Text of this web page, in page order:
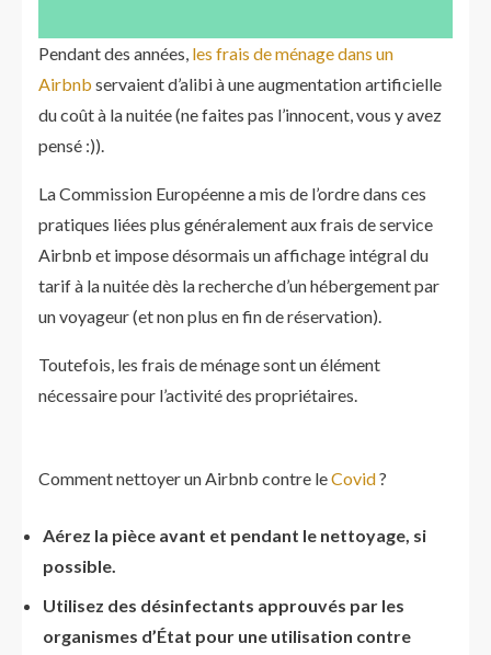
Pendant des années, les frais de ménage dans un
Airbnb servaient d’alibi à une augmentation artificielle
du coût à la nuitée (ne faites pas l’innocent, vous y avez
pensé :)).
La Commission Européenne a mis de l’ordre dans ces
pratiques liées plus généralement aux frais de service
Airbnb et impose désormais un affichage intégral du
tarif à la nuitée dès la recherche d’un hébergement par
un voyageur (et non plus en fin de réservation).
Toutefois, les frais de ménage sont un élément
nécessaire pour l’activité des propriétaires.
Comment nettoyer un Airbnb contre leCovid?
Aérez la pièce avant et pendant le nettoyage, si
possible.
Utilisez des désinfectants approuvés par les
organismes d’État pour une utilisation contre